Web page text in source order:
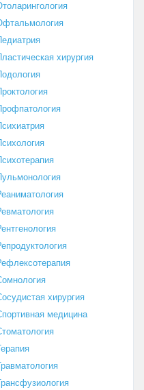
хирургия
хирургия
медицина